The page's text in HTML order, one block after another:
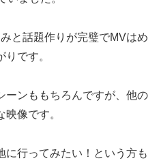
と話題作りが完璧でMVはめ
です。
ーンももちろんですが、他の
像です。
に行ってみたい！という方も